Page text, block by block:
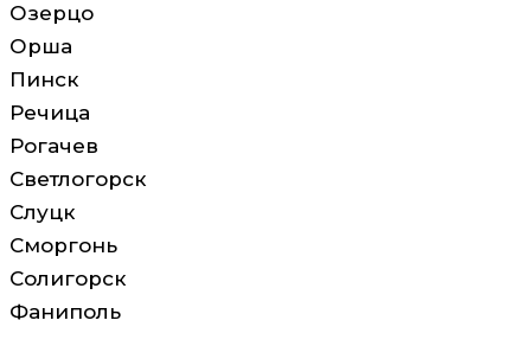
Озерцо
Орша
Пинск
Речица
Рогачев
Светлогорск
Слуцк
Сморгонь
Солигорск
Фаниполь